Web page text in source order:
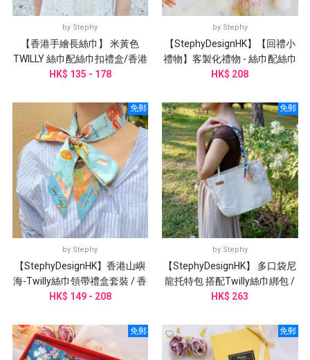
by Stephy
【香港手繪長絲巾】 米黃色
TWILLY 絲巾配絲巾扣禮盒/香港
禮品
HK$ 135 - 178
by Stephy
【StephyDesignHK】【回禮小
禮物】客製化禮物 - 絲巾配絲巾
扣 /婚禮伴手禮
HK$ 208
免郵
by Stephy
【StephyDesignHK】香港山嶼
海-Twilly絲巾領帶禮盒套裝 / 香
港手信禮物
HK$ 149 - 208
免郵
by Stephy
【StephyDesignHK】 多口袋尼
龍托特包 搭配Twilly絲巾綁包 /
側背包
HK$ 263
免郵 免郵